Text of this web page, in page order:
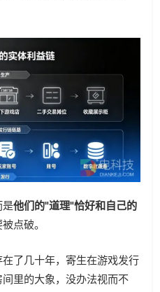
是他们的"道理"恰好和自己的
点破。
了几十年，寄生在游戏发行
里的大象，没办法视而不